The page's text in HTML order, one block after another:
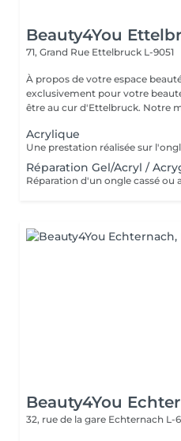
Beauty4You
71, Grand Rue Ettelbruck L-9051
À propos de votre espace beauté Un univers
exclusivement pour votre
être au cur d'Ettelbruck. Notre
Acrylique
Réparation Gel/Acryl /
Beauty4You
32, rue de la gare Echternach L-